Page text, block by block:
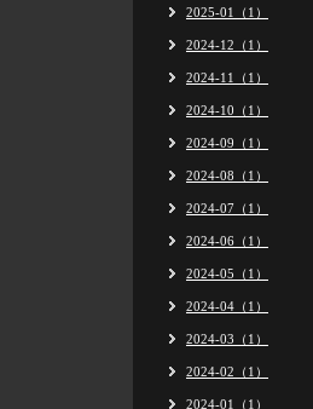
2025-01（1）
2024-12（1）
2024-11（1）
2024-10（1）
2024-09（1）
2024-08（1）
2024-07（1）
2024-06（1）
2024-05（1）
2024-04（1）
2024-03（1）
2024-02（1）
2024-01（1）